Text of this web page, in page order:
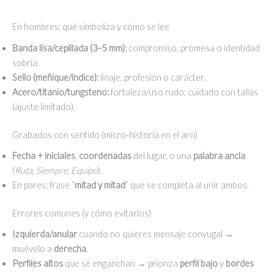
En hombres: qué simboliza y cómo se lee
Banda lisa/cepillada (3–5 mm): compromiso, promesa o identidad
sobria.
Sello (meñique/índice): linaje, profesión o carácter.
Acero/titanio/tungsteno:fortaleza/uso rudo; cuidado con tallas
(ajuste limitado).
Grabados con sentido (micro-historia en el aro)
Fecha + iniciales, coordenadas del lugar, o una palabra ancla
(Ruta, Siempre, Equipo).
En pares: frase “mitad y mitad” que se completa al unir ambos.
Errores comunes (y cómo evitarlos)
Izquierda/anular cuando no quieres mensaje conyugal →
muévelo a derecha.
Perfiles altos que se enganchan → prioriza perfil bajoy bordes